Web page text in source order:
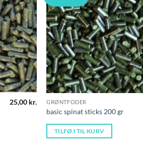
25,00 kr. GRØNTFODER
basic spinat sticks 200 gr
TILFØJ TIL KURV